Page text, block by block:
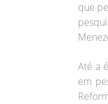
que
Até a
em